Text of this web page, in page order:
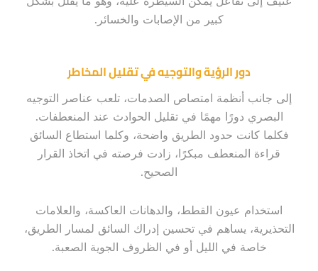
كبير من الإصابات والخسائر.
دور الرؤية والتوجيه في تقليل المخاطر
إلى جانب أنظمة امتصاص الصدمات، تلعب عناصر التوجيه
البصري دورًا مهمًا في تقليل الحوادث عند المنعطفات.
فكلما كانت حدود الطريق واضحة، وكلما استطاع السائق
قراءة المنعطف مبكرًا، زادت فرصته في اتخاذ القرار
الصحيح.
استخدام عيون القطط، والدهانات العاكسة، والعلامات
التحذيرية، يساهم في تحسين إدراك السائق لمسار الطريق،
خاصة في الليل أو في الظروف الجوية الصعبة.